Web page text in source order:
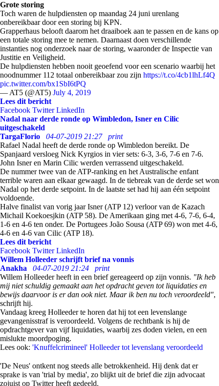
Grote storing
Toch waren de hulpdiensten op maandag 24 juni urenlang
onbereikbaar door een storing bij KPN.
Grapperhaus belooft daarom het draaiboek aan te passen en de kans op
een totale storing mee te nemen. Daarnaast doen verschillende
instanties nog onderzoek naar de storing, waaronder de Inspectie van
Justitie en Veiligheid.
De hulpdiensten hebben nooit geoefend voor een scenario waarbij het
noodnummer 112 totaal onbereikbaar zou zijn https://t.co/4cb1lhLf4Q
pic.twitter.com/bx1SbI6tPQ
— AT5 (@AT5) July 4, 2019
Lees dit bericht
Facebook Twitter LinkedIn
Nadal naar derde ronde op Wimbledon, Isner en Cilic
uitgeschakeld
TargaFlorio
04-07-2019 21:27
print
Rafael Nadal heeft de derde ronde op Wimbledon bereikt. De
Spanjaard versloeg Nick Kyrgios in vier sets: 6-3, 3-6, 7-6 en 7-6.
John Isner en Marin Cilic werden verrassend uitgeschakeld.
De nummer twee van de ATP-ranking en het Australische enfant
terrible waren aan elkaar gewaagd. In de tiebreak van de derde set won
Nadal op het derde setpoint. In de laatste set had hij aan één setpoint
voldoende.
Halve finalist van vorig jaar Isner (ATP 12) verloor van de Kazach
Michail Koekoesjkin (ATP 58). De Amerikaan ging met 4-6, 7-6, 6-4,
1-6 en 4-6 ten onder. De Portugees João Sousa (ATP 69) won met 4-6,
4-6 en 4-6 van Cilic (ATP 18).
Lees dit bericht
Facebook Twitter LinkedIn
Willem Holleeder schrijft brief na vonnis
Anakha
04-07-2019 21:24
print
Willem Holleeder heeft in een brief gereageerd op zijn vonnis. "Ik heb
mij niet schuldig gemaakt aan het opdracht geven tot liquidaties en
bewijs daarvoor is er dan ook niet. Maar ik ben nu toch veroordeeld",
schrijft hij.
Vandaag kreeg Holleeder te horen dat hij tot een levenslange
gevangenisstraf is veroordeeld. Volgens de rechtbank is hij de
opdrachtgever van vijf liquidaties, waarbij zes doden vielen, en een
mislukte moordpoging.
Lees ook: 'Knuffelcrimineel' Holleeder tot levenslang veroordeeld
'De Neus' ontkent nog steeds alle betrokkenheid. Hij denk dat er
sprake is van 'trial by media', zo blijkt uit de brief die zijn advocaat
zojuist op Twitter heeft gedeeld.